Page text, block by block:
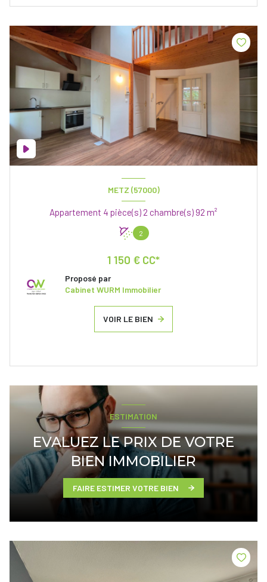
METZ (57000)
Appartement 4 pièce(s) 2 chambre(s) 92 m²
2
1 150 € CC*
Proposé par
Cabinet WURM Immobilier
VOIR LE BIEN
ESTIMATION
EVALUEZ LE PRIX DE VOTRE
BIEN IMMOBILIER
FAIRE ESTIMER VOTRE BIEN